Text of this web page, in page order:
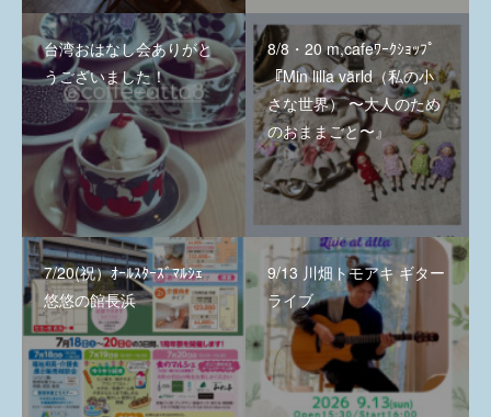
台湾おはなし会ありがと
うございました！
8/8・20 m,cafeﾜｰｸｼｮｯﾌﾟ
『Min lilla värld（私の小
さな世界） 〜大人のため
のおままごと〜』
7/20(祝）ｵｰﾙｽﾀｰｽﾞﾏﾙｼｪ
悠悠の館長浜
9/13 川畑トモアキ ギター
ライブ